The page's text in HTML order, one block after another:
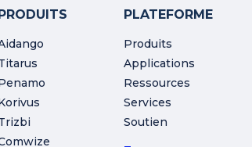
PLATEFORME
Produits
Applications
Ressources
Services
Soutien